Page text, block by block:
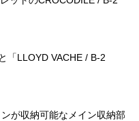
「LLOYD VACHE / B-2
が収納可能なメイン収納部